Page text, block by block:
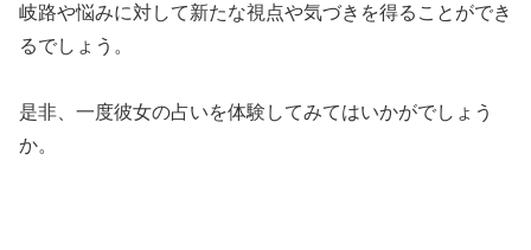
岐路や悩みに対して新たな視点や気づきを得ることができ
るでしょう。
是非、一度彼女の占いを体験してみてはいかがでしょう
か。